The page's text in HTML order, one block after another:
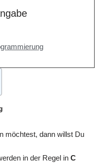
möchtest, dann willst Du
in der Regel in C